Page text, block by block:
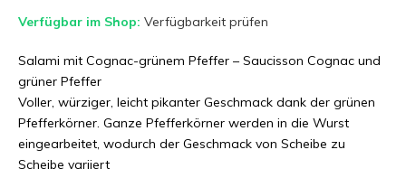
Verfügbar im Shop: Verfügbarkeit prüfen
Salami mit Cognac-grünem Pfeffer – Saucisson Cognac und
grüner Pfeffer
Voller, würziger, leicht pikanter Geschmack dank der grünen
Pfefferkörner. Ganze Pfefferkörner werden in die Wurst
eingearbeitet, wodurch der Geschmack von Scheibe zu
Scheibe variiert